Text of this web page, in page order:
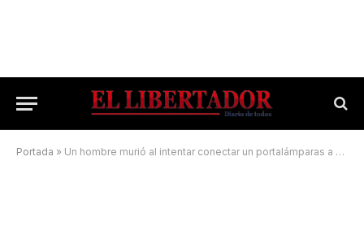
Portada » Un hombre murió al intentar conectar un portalámparas a un poste de luz